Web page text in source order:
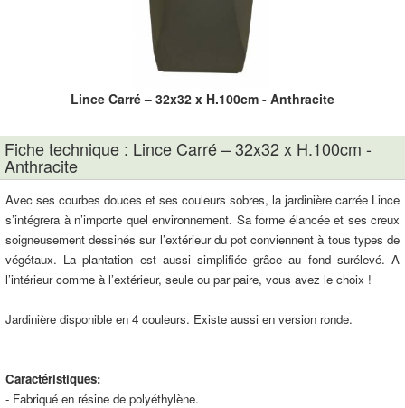
Lince Carré – 32x32 x H.100cm - Anthracite
Fiche technique : Lince Carré – 32x32 x H.100cm -
Anthracite
Avec ses courbes douces et ses couleurs sobres, la jardinière carrée Lince
s’intégrera à n’importe quel environnement. Sa forme élancée et ses creux
soigneusement dessinés sur l’extérieur du pot conviennent à tous types de
végétaux. La plantation est aussi simplifiée grâce au fond surélevé. A
l’intérieur comme à l’extérieur, seule ou par paire, vous avez le choix !
Jardinière disponible en 4 couleurs. Existe aussi en version ronde.
Caractéristiques:
- Fabriqué en résine de polyéthylène.